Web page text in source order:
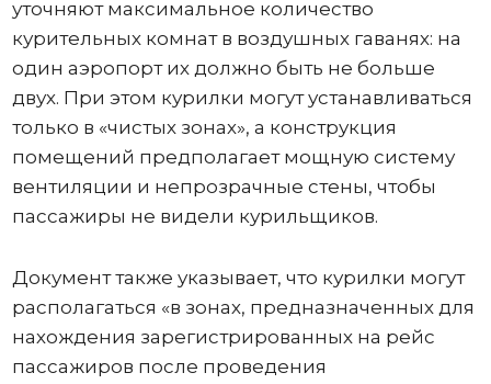
уточняют максимальное количество
курительных комнат в воздушных гаванях: на
один аэропорт их должно быть не больше
двух. При этом курилки могут устанавливаться
только в «чистых зонах», а конструкция
помещений предполагает мощную систему
вентиляции и непрозрачные стены, чтобы
пассажиры не видели курильщиков.
Документ также указывает, что курилки могут
располагаться «в зонах, предназначенных для
нахождения зарегистрированных на рейс
пассажиров после проведения